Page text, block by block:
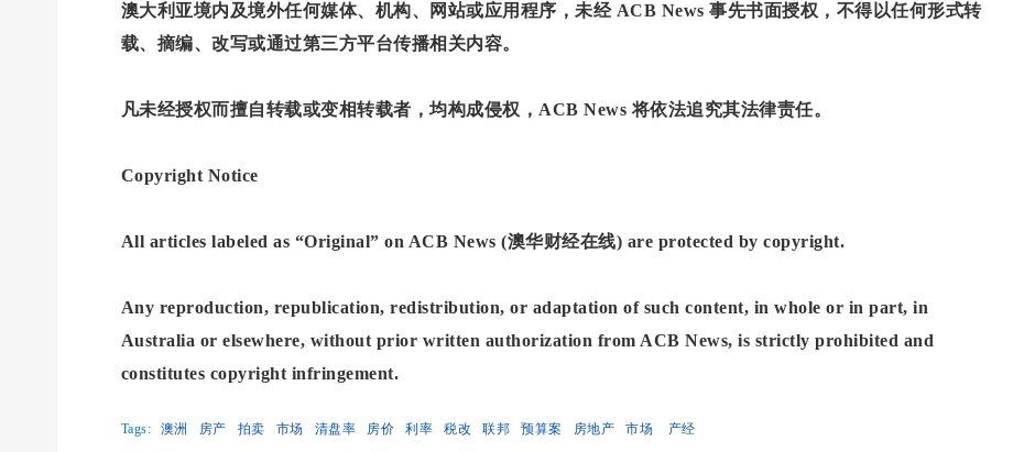
澳大利亚境内及境外任何媒体、机构、网站或应用程序，未经 ACB News 事先书面授权，不得以任何形式转
载、摘编、改写或通过第三方平台传播相关内容。
凡未经授权而擅自转载或变相转载者，均构成侵权，ACB News 将依法追究其法律责任。
Copyright Notice
All articles labeled as “Original” on ACB News (澳华财经在线) are protected by copyright.
Any reproduction, republication, redistribution, or adaptation of such content, in whole or in part, in
Australia or elsewhere, without prior written authorization from ACB News, is strictly prohibited and
constitutes copyright infringement.
Tags: 澳洲 房产 拍卖 市场 清盘率 房价 利率 税改 联邦 预算案 房地产 市场 产经